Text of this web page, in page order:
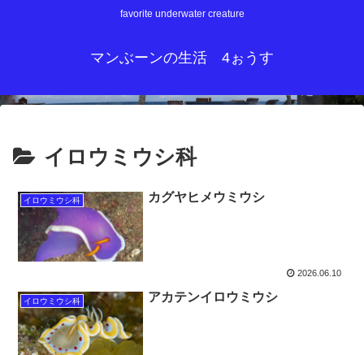
favorite underwater creature
マンぶーンの生活 4ぉうす
イロウミウシ科
イロウミウシ科 カグヤヒメウミウシ
2026.06.10
イロウミウシ科 アカテンイロウミウシ